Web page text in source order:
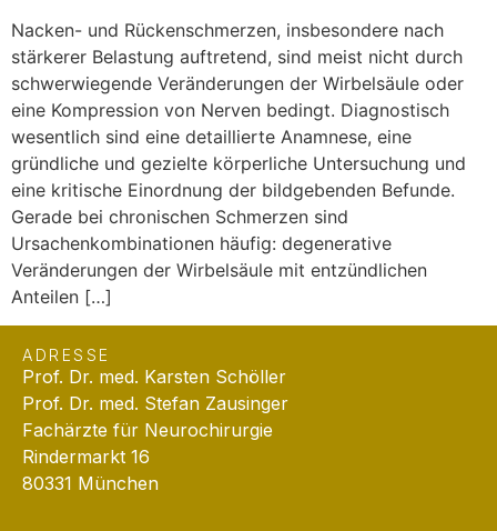
Nacken- und Rückenschmerzen, insbesondere nach
stärkerer Belastung auftretend, sind meist nicht durch
schwerwiegende Veränderungen der Wirbelsäule oder
eine Kompression von Nerven bedingt. Diagnostisch
wesentlich sind eine detaillierte Anamnese, eine
gründliche und gezielte körperliche Untersuchung und
eine kritische Einordnung der bildgebenden Befunde.
Gerade bei chronischen Schmerzen sind
Ursachenkombinationen häufig: degenerative
Veränderungen der Wirbelsäule mit entzündlichen
Anteilen […]
ADRESSE
Prof. Dr. med. Karsten Schöller
Prof. Dr. med. Stefan Zausinger
Fachärzte für Neurochirurgie
Rindermarkt 16
80331 München